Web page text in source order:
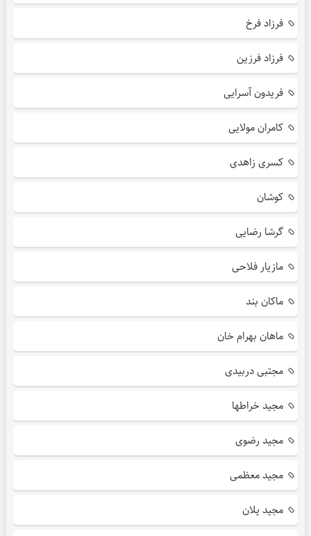
فرزاد فرخ
فرزاد فرزین
فریدون آسرایی
کامران مولایی
کسری زاهدی
کوشان
گرشا رضایی
مازیار فلاحی
ماکان بند
ماهان بهرام خان
مجتبی دربیدی
مجید خراطها
مجید رضوی
مجید معظمی
مجید یلان